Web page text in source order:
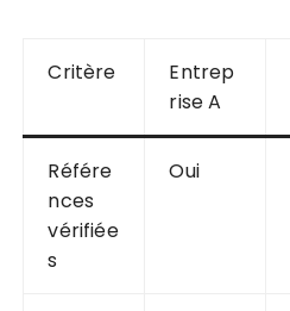
Critère
Entrep
rise A
Référe
nces
vérifiée
s
Oui